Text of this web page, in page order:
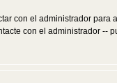
con el administrador para
con el administrador --